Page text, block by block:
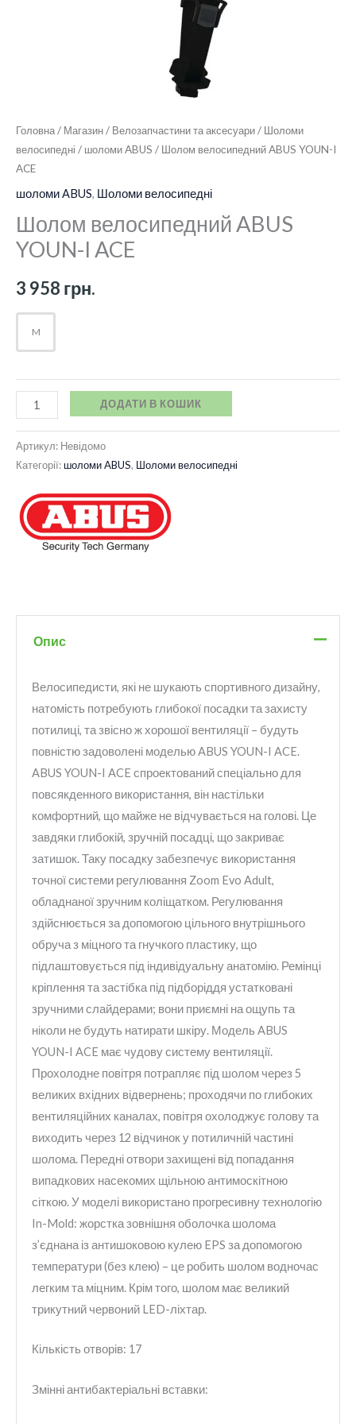
Головна/ Магазин/ Велозапчастини та аксесуари/ Шоломи
велосипедні / шоломи ABUS / Шолом велосипедний ABUS YOUN-I
ACE
шоломи ABUS, Шоломи велосипедні
Шолом велосипедний ABUS
YOUN-I ACE
3 958 грн.
M
ДОДАТИ В КОШИК
Артикул: Невідомо
Категорії: шоломи ABUS, Шоломи велосипедні
Опис
Велосипедисти, які не шукають спортивного дизайну,
натомість потребують глибокої посадки та захисту
потилиці, та звісно ж хорошої вентиляції – будуть
повністю задоволені моделью ABUS YOUN-I ACE.
ABUS YOUN-I ACE спроектований спеціально для
повсякденного використання, він настільки
комфортний, що майже не відчувається на голові. Це
завдяки глибокій, зручній посадці, що закриває
затишок. Таку посадку забезпечує використання
точної системи регулювання Zoom Evo Adult,
обладнаної зручним коліщатком. Регулювання
здійснюється за допомогою цільного внутрішнього
обруча з міцного та гнучкого пластику, що
підлаштовується під індивідуальну анатомію. Ремінці
кріплення та застібка під підборіддя устатковані
зручними слайдерами; вони приємні на ощупь та
ніколи не будуть натирати шкіру. Модель ABUS
YOUN-I ACE має чудову систему вентиляції.
Прохолодне повітря потрапляє під шолом через 5
великих вхідних відвернень; проходячи по глибоких
вентиляційних каналах, повітря охолоджує голову та
виходить через 12 відчинок у потиличній частині
шолома. Передні отвори захищені від попадання
випадкових насекомих щільною антимоскітною
сіткою. У моделі використано прогресивну технологію
In-Mold: жорстка зовнішня оболочка шолома
з’єднана із антишоковою кулею EPS за допомогою
температури (без клею) – це робить шолом водночас
легким та міцним. Крім того, шолом має великий
трикутний червоний LED-ліхтар.
Кількість отворів: 17
Змінні антибактеріальні вставки: